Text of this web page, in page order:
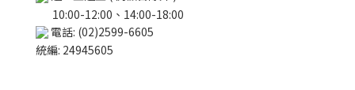
2. 使用
10:00-12:00、14:00-18:00
電話: (02)2599-6605
統編: 24945605